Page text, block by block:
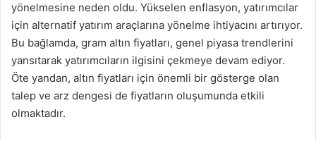
yönelmesine neden oldu. Yükselen enflasyon, yatırımcılar
için alternatif yatırım araçlarına yönelme ihtiyacını artırıyor.
Bu bağlamda, gram altın fiyatları, genel piyasa trendlerini
yansıtarak yatırımcıların ilgisini çekmeye devam ediyor.
Öte yandan, altın fiyatları için önemli bir gösterge olan
talep ve arz dengesi de fiyatların oluşumunda etkili
olmaktadır.